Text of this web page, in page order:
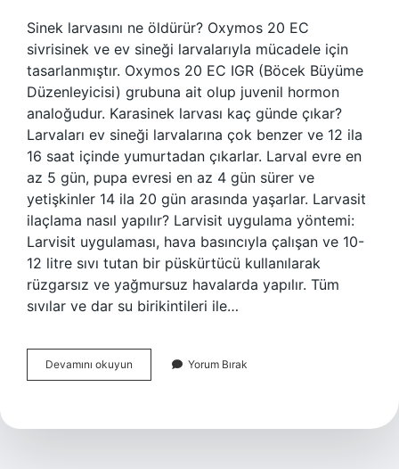
Sinek larvasını ne öldürür? Oxymos 20 EC
sivrisinek ve ev sineği larvalarıyla mücadele için
tasarlanmıştır. Oxymos 20 EC IGR (Böcek Büyüme
Düzenleyicisi) grubuna ait olup juvenil hormon
analoğudur. Karasinek larvası kaç günde çıkar?
Larvaları ev sineği larvalarına çok benzer ve 12 ila
16 saat içinde yumurtadan çıkarlar. Larval evre en
az 5 gün, pupa evresi en az 4 gün sürer ve
yetişkinler 14 ila 20 gün arasında yaşarlar. Larvasit
ilaçlama nasıl yapılır? Larvisit uygulama yöntemi:
Larvisit uygulaması, hava basıncıyla çalışan ve 10-
12 litre sıvı tutan bir püskürtücü kullanılarak
rüzgarsız ve yağmursuz havalarda yapılır. Tüm
sıvılar ve dar su birikintileri ile…
Devamını okuyun Karasinek
Larvası
Edilir
Yorum Bırak